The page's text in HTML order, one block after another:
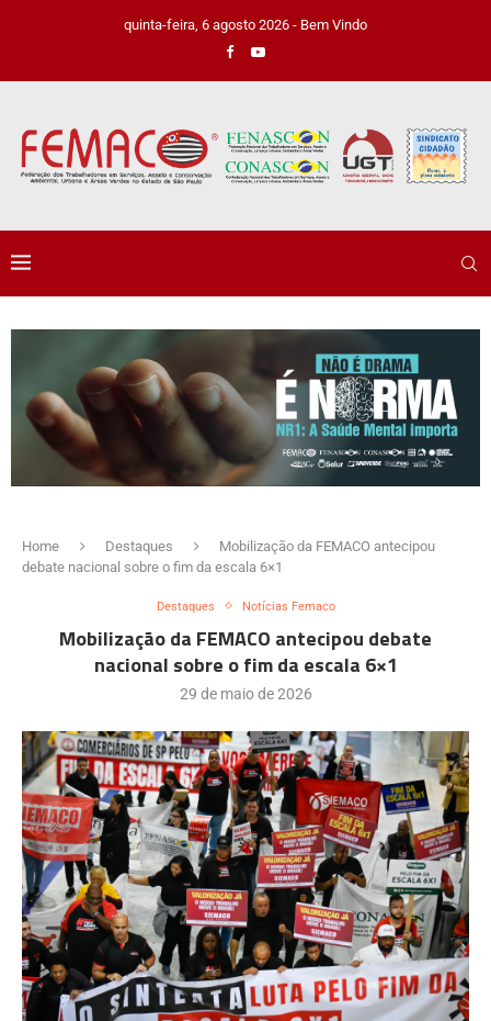
quinta-feira, 6 agosto 2026 - Bem Vindo
Home Destaques
Mobilização da FEMACO antecipou
debate nacional sobre o fim da escala 6×1
Destaques Notícias Femaco
Mobilização da FEMACO antecipou debate
nacional sobre o fim da escala 6×1
29 de maio de 2026